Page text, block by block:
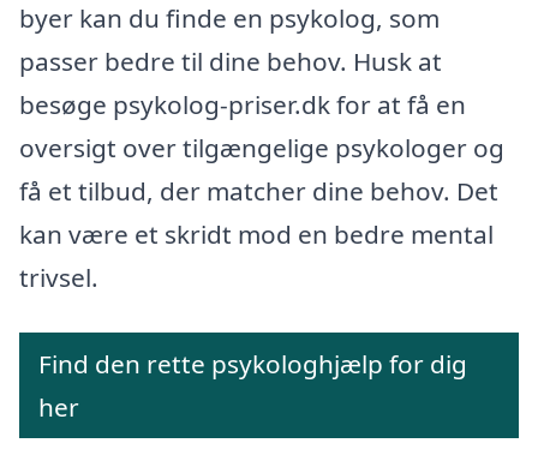
byer kan du finde en psykolog, som
passer bedre til dine behov. Husk at
besøge psykolog-priser.dk for at få en
oversigt over tilgængelige psykologer og
få et tilbud, der matcher dine behov. Det
kan være et skridt mod en bedre mental
trivsel.
Find den rette psykologhjælp for dig
her